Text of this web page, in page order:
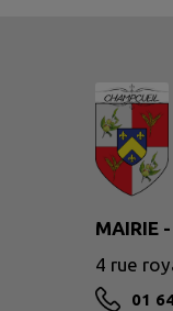
MAIRIE
4 rue
01